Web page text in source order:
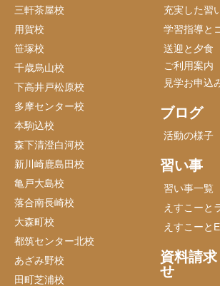
三軒茶屋校
用賀校
笹塚校
千歳烏山校
下高井戸松原校
多摩センター校
本駒込校
森下清澄白河校
新川崎鹿島田校
亀戸大島校
落合南長崎校
大森町校
都筑センター北校
あざみ野校
田町芝浦校
充実した習
学習指導と
送迎と夕食
ご利用案内
見学お申込
ブログ
活動の様子
習い事
習い事一覧
えすこーと
えすこーと
資料請
せ